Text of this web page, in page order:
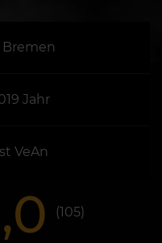
Bremen
Jahr
VeAn
(105)